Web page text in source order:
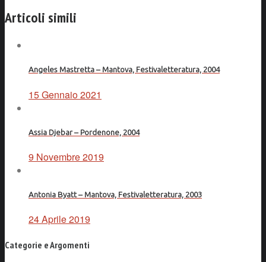
Articoli simili
Angeles Mastretta – Mantova, Festivaletteratura, 2004
15 Gennaio 2021
Assia Djebar – Pordenone, 2004
9 Novembre 2019
Antonia Byatt – Mantova, Festivaletteratura, 2003
24 Aprile 2019
Categorie e Argomenti